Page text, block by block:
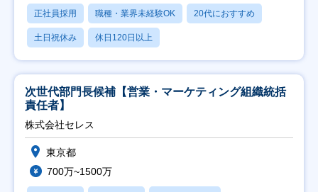
正社員採用 職種・業界未経験OK 20代におすすめ
土日祝休み 休日120日以上
次世代部門長候補【営業・マーケティング組織統括
責任者】
株式会社セレス
東京都
700万~1500万